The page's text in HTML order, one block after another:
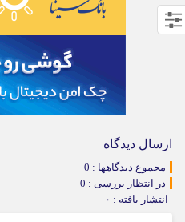
ارسال دیدگاه
مجموع دیدگاهها : 0
در انتظار بررسی : 0
انتشار یافته : ۰